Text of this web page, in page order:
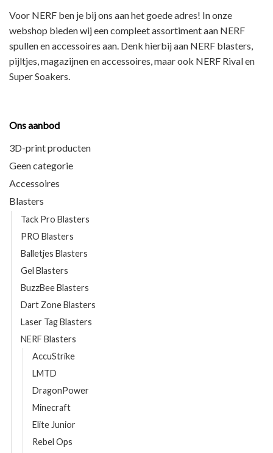
Voor NERF ben je bij ons aan het goede adres! In onze
webshop bieden wij eencompleet assortimentaan NERF
spullen en accessoires aan. Denk hierbij aan NERF blasters,
pijltjes, magazijnen en accessoires , maar ook NERF Rival en
Super Soakers
Ons aanbod
3D-print producten
Geen categorie
Accessoires
Blasters
Tack Pro Blasters
PRO Blasters
Balletjes Blasters
Gel Blasters
BuzzBee Blasters
Dart Zone Blasters
Laser Tag Blasters
NERF Blasters
AccuStrike
LMTD
DragonPower
Minecraft
Elite Junior
Rebel Ops